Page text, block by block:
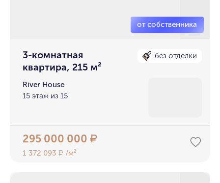
3-комнатная
квартира, 215 м²
без отделки
River House
15 этаж из 15
295 000 000₽
1 372 093₽ /м²